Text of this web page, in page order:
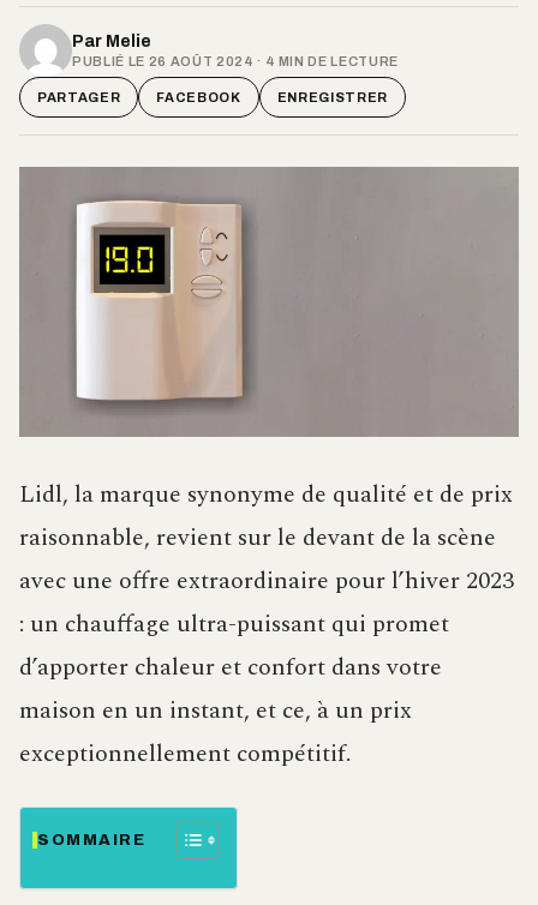
Par Melie
PUBLIÉ LE 26 AOÛT 2024 · 4 MIN DE LECTURE
PARTAGER FACEBOOK ENREGISTRER
Lidl, la marque synonyme de qualité et de prix
raisonnable, revient sur le devant de la scène
avec une offre extraordinaire pour l’hiver 2023
: un chauffage ultra-puissant qui promet
d’apporter chaleur et confort dans votre
maison en un instant, et ce, à un prix
exceptionnellement compétitif.
SOMMAIRE